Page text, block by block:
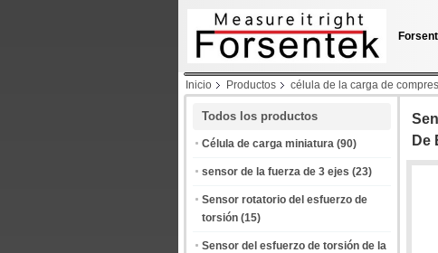
Inicio Productos célula de la carga de
Todos los productos
Célula de carga miniatura (90)
sensor de la fuerza de 3 ejes (23)
Sensor rotatorio del esfuerzo de
torsión (15)
Sensor del esfuerzo de torsión de la
De